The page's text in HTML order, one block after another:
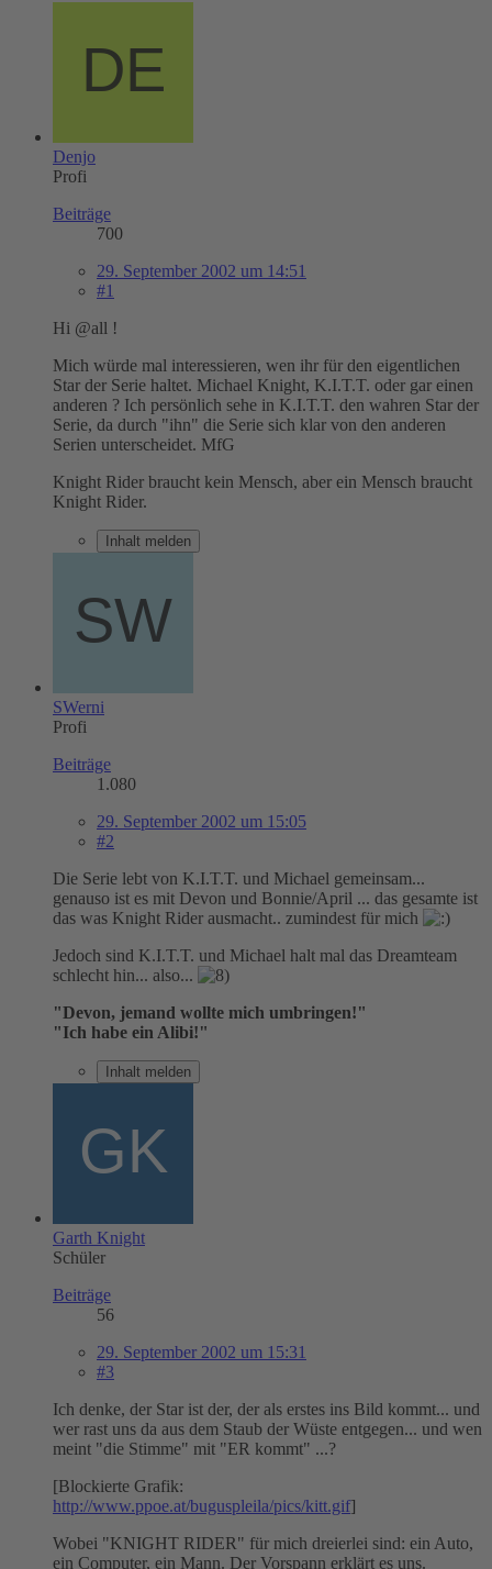
Denjo
Profi
Beiträge
700
29. September 2002 um 14:51
#1
Hi @all !
Mich würde mal interessieren, wen ihr für den eigentlichen
Star der Serie haltet. Michael Knight, K.I.T.T. oder gar einen
anderen ? Ich persönlich sehe in K.I.T.T. den wahren Star der
Serie, da durch "ihn" die Serie sich klar von den anderen
Serien unterscheidet. MfG
Knight Rider braucht kein Mensch, aber ein Mensch braucht
Knight Rider.
Inhalt melden
SWerni
Profi
Beiträge
1.080
29. September 2002 um 15:05
#2
Die Serie lebt von K.I.T.T. und Michael gemeinsam...
genauso ist es mit Devon und Bonnie/April ... das gesamte ist
das was Knight Rider ausmacht.. zumindest für mich
Jedoch sind K.I.T.T. und Michael halt mal das Dreamteam
schlecht hin... also...
"Devon, jemand wollte mich umbringen!"
"Ich habe ein Alibi!"
Inhalt melden
Garth Knight
Schüler
Beiträge
56
29. September 2002 um 15:31
#3
Ich denke, der Star ist der, der als erstes ins Bild kommt... und
wer rast uns da aus dem Staub der Wüste entgegen... und wen
meint "die Stimme" mit "ER kommt" ...?
[Blockierte Grafik:
http://www.ppoe.at/buguspleila/pics/kitt.gif]
Wobei "KNIGHT RIDER" für mich dreierlei sind: ein Auto,
ein Computer, ein Mann. Der Vorspann erklärt es uns.